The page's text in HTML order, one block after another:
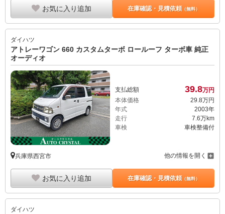
お気に入り追加 在庫確認・見積依頼（無料）
ダイハツ
アトレーワゴン 660 カスタムターボ ロールーフ ターボ車 純正
オーディオ
支払総額 39.8万円
本体価格
29. 8万円
年式
2003年
走行
7.6万km
車検
車検整備付
兵庫県西宮市 他の情報を開く
お気に入り追加 在庫確認・見積依頼（無料）
ダイハツ